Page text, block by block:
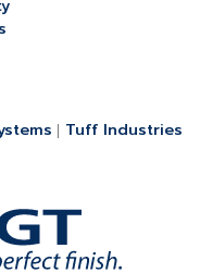
Tuff Industries